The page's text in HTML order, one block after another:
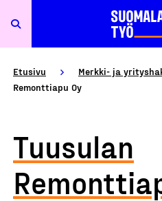
Etusivu Merkki- ja
Remonttiapu Oy
Tuusulan